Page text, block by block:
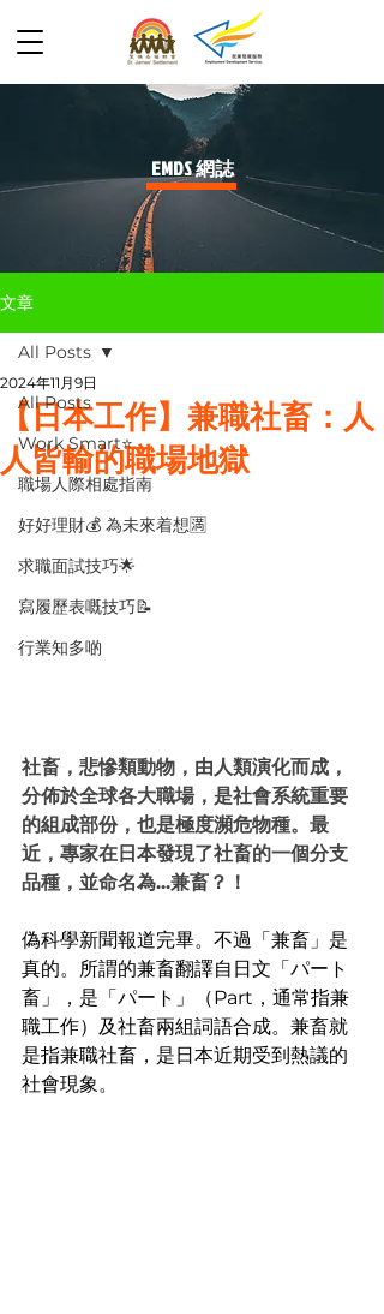
​EMDS 網誌
文章
All Posts
Work Smart⭐️
職場人際相處指南
好好理財💰 為未來着想🈵
求職面試技巧🌟
寫履歷表嘅技巧📝
行業知多啲
All Posts
【日本工作】兼職社畜：人
人皆輸的職場地獄
2024年11月9日
社畜，悲慘類動物，由人類演化而成，
分佈於全球各大職場，是社會系統重要
的組成部份，也是極度瀕危物種。最
近，專家在日本發現了社畜的一個分支
品種，並命名為...兼畜？！
偽科學新聞報道完畢。不過「兼畜」是
真的。所謂的兼畜翻譯自日文「パート
畜」，是「パート」（Part，通常指兼
職工作）及社畜兩組詞語合成。兼畜就
是指兼職社畜，是日本近期受到熱議的
社會現象。